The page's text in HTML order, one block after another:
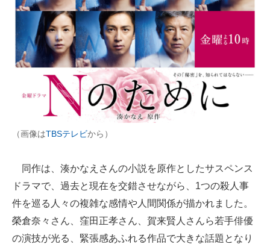
好きが集まる 比べて選べる
ビジネスと働き方のヒント
AI活用のいまが分かる
企業ITのトレンドを詳説
経営リーダーのコミュニティ
マーケ×ITの今がよく分かる
企業向けIT製品の総合サイト
製造業のIT導入・活用を支援
（画像はTBSテレビから）
同作は、湊かなえさんの小説を原作としたサスペンス
ドラマで、過去と現在を交錯させながら、1つの殺人事
件を巡る人々の複雑な感情や人間関係が描かれました。
榮倉奈々さん、窪田正孝さん、賀来賢人さんら若手俳優
の演技が光る、緊張感あふれる作品で大きな話題となり